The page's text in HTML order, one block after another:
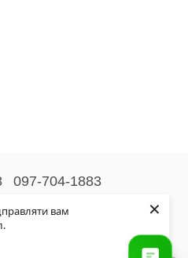
вам
×
097-704-1883
інформація